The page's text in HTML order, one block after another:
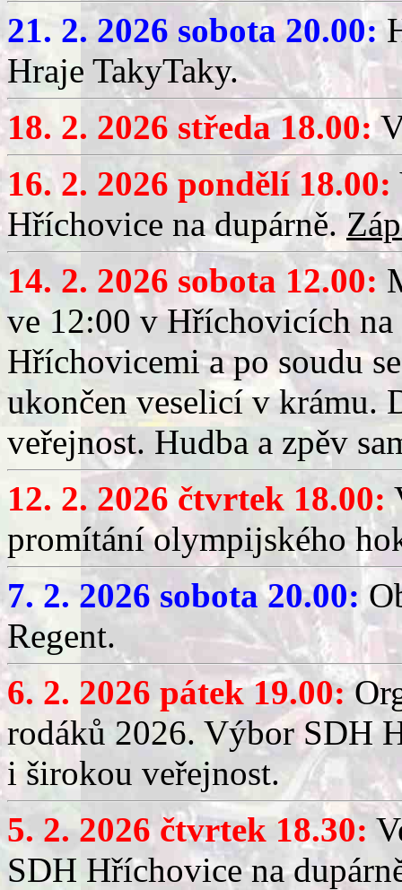
21. 2. 2026 sobota 20.00:
Hraje TakyTaky.
18. 2. 2026 středa 18.00:
16. 2. 2026 pondělí 18.00:
Hříchovice na dupárně.
14. 2. 2026 sobota 12.00:
ve 12:00 v Hříchovicích
Hříchovicemi a po soudu
ukončen veselicí v krámu.
veřejnost. Hudba a zpěv
12. 2. 2026 čtvrtek 18.00:
promítání olympijského
7. 2. 2026 sobota 20.00:
Regent.
6. 2. 2026 pátek 19.00:
rodáků 2026. Výbor SDH
i širokou veřejnost.
5. 2. 2026 čtvrtek 18.30:
SDH Hříchovice na